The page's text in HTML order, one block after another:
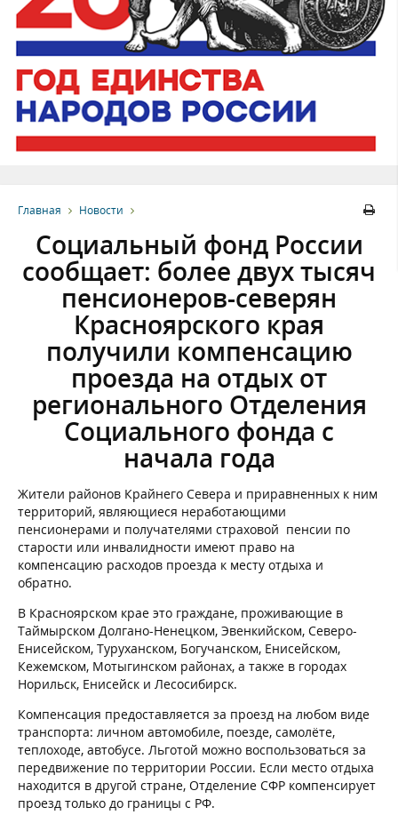
Главная Новости
Социальный фонд России
сообщает: более двух тысяч
пенсионеров-северян
Красноярского края
получили компенсацию
проезда на отдых от
регионального Отделения
Социального фонда с
начала года
Жители районов Крайнего Севера и приравненных к ним
территорий, являющиеся неработающими
пенсионерами и получателями страховой пенсии по
старости или инвалидности имеют право на
компенсацию расходов проезда к месту отдыха и
обратно.
В Красноярском крае это граждане, проживающие в
Таймырском Долгано-Ненецком, Эвенкийском, Северо-
Енисейском, Туруханском, Богучанском, Енисейском,
Кежемском, Мотыгинском районах, а также в городах
Норильск, Енисейск и Лесосибирск.
Компенсация предоставляется за проезд на любом виде
транспорта: личном автомобиле, поезде, самолёте,
теплоходе, автобусе. Льготой можно воспользоваться за
передвижение по территории России. Если место отдыха
находится в другой стране, Отделение СФР компенсирует
проезд только до границы с РФ.